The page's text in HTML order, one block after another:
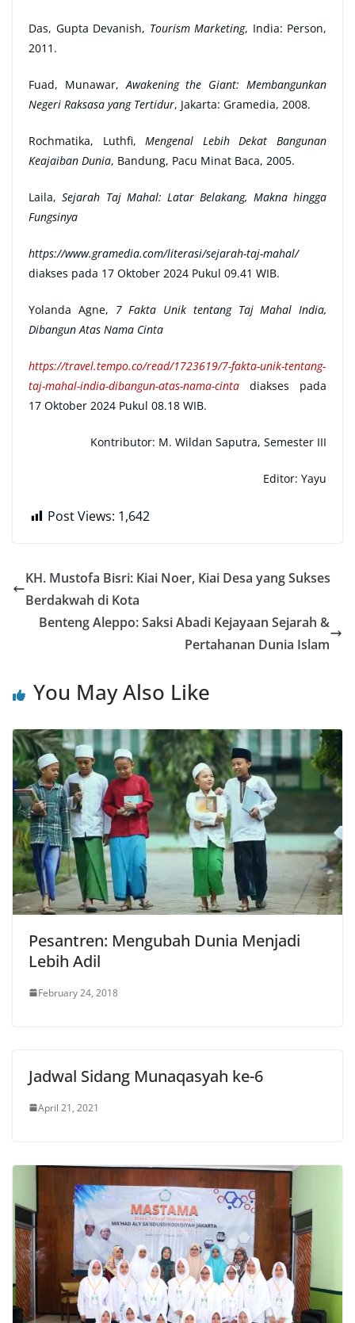
Das, Gupta Devanish, Tourism Marketing, India: Person,
2011.
Fuad, Munawar,Awakening the Giant: Membangunkan
Negeri Raksasa yang Tertidur, Jakarta: Gramedia, 2008.
Rochmatika, Luthfi,Mengenal Lebih Dekat Bangunan
Keajaiban Dunia, Bandung, Pacu Minat Baca, 2005.
Laila,Sejarah Taj Mahal: Latar Belakang, Makna hingga
Fungsinya
https://www.gramedia.com/literasi/sejarah-taj-mahal/
diakses pada 17 Oktober 2024 Pukul 09.41 WIB.
Yolanda Agne, 7 Fakta Unik tentang Taj Mahal India,
Dibangun Atas Nama Cinta
https://travel.tempo.co/read/1723619/7-fakta-unik-tentang-
taj-mahal-india-dibangun-atas-nama-cinta diakses pada
17 Oktober 2024 Pukul 08.18 WIB.
Kontributor: M. Wildan Saputra, Semester III
Editor: Yayu
Post Views: 1,642
KH. Mustofa Bisri: Kiai Noer, Kiai Desa yang Sukses
Berdakwah di Kota
Benteng Aleppo: Saksi Abadi Kejayaan Sejarah &
Pertahanan Dunia Islam
You May Also Like
Pesantren: Mengubah Dunia Menjadi
Lebih Adil
February 24, 2018
Jadwal Sidang Munaqasyah ke-6
April 21, 2021